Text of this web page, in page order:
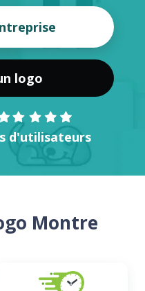
logo
d'utilisateurs
Montre